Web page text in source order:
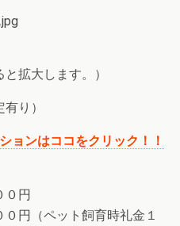
拡大します。）
り）
ョンはココをクリック！！
円
ペット飼育時礼金１